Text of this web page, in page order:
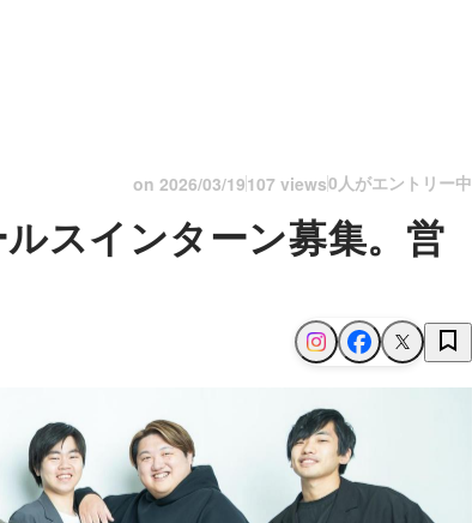
on 2026/03/19107 views0人がエントリー中
スインターン募集。営